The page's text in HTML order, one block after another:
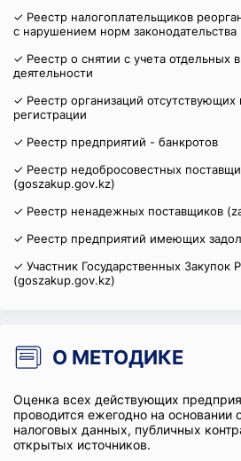
✓ Реестр налогоплательщиков
с нарушением норм законодательства
✓ Реестр о снятии с учета отдельных
деятельности
✓ Реестр организаций отсутствующих
регистрации
✓ Реестр предприятий - банкротов
✓ Реестр недобросовестных
(goszakup.gov.kz)
✓ Реестр ненадежных поставщиков
✓ Реестр предприятий имеющих
✓ Участник Государственных Закупок
(goszakup.gov.kz)
О МЕТОДИКЕ
Оценка всех действующих
проводится ежегодно на основании
налоговых данных, публичных
открытых источников.